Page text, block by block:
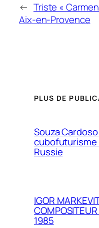
← Triste «
Aix-en-Provence
PLUS DE
Souza
cubofuturisme
Russie
IGOR
COMPOSITEUR
1985